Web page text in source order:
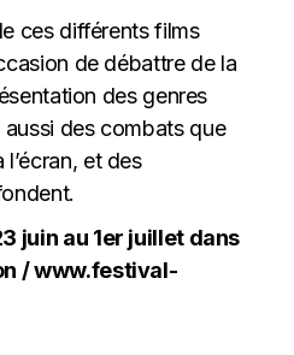
ces différents films
de débattre de la
des genres
des combats que
et des
juin au 1er juillet dans
/www.festival-